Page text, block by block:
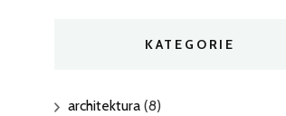
KATEGORIE
architektura (8)